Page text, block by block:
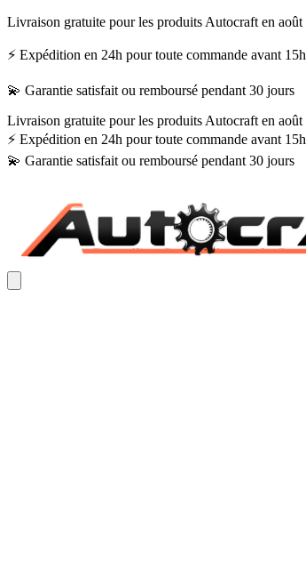
Livraison gratuite pour les produits Autocraft en août
⚡ Expédition en 24h pour toute commande avant 15h
💫 Garantie satisfait ou remboursé pendant 30 jours
Livraison gratuite pour les produits Autocraft en août
⚡ Expédition en 24h pour toute commande avant 15h
💫 Garantie satisfait ou remboursé pendant 30 jours